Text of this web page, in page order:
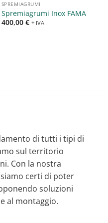
SPREMIAGRUMI
Spremiagrumi Inox FAMA
400,00 € + IVA
di tutti i tipi di
sul territorio
Con la nostra
certi di poter
soluzioni
al montaggio.